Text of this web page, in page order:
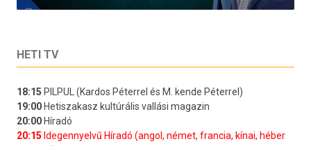
HETI TV